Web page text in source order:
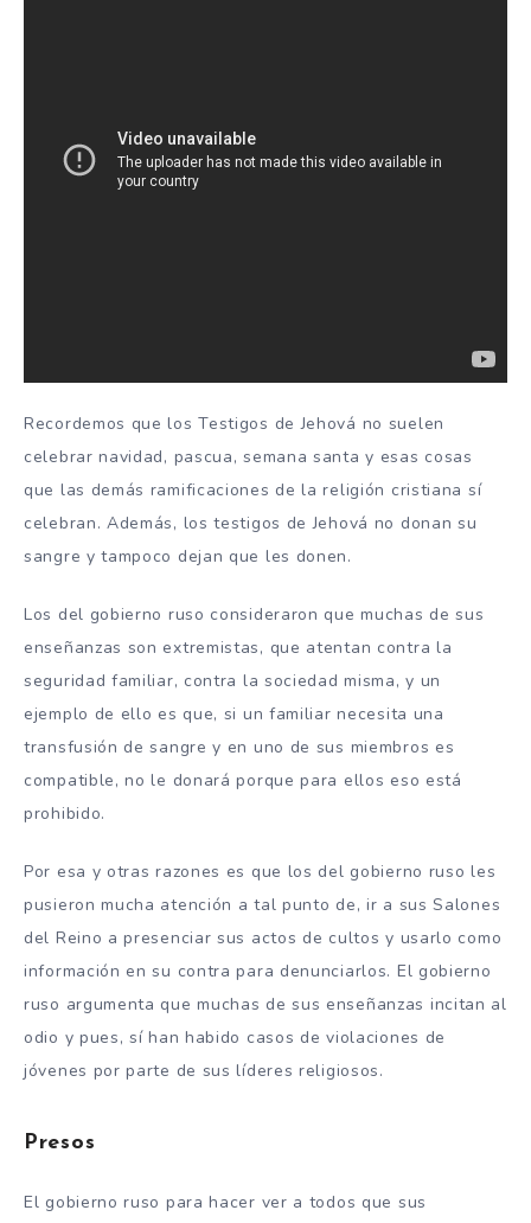
Recordemos que los Testigos de Jehová no suelen
celebrar navidad, pascua, semana santa y esas cosas
que las demás ramificaciones de la religión cristiana sí
celebran. Además, los testigos de Jehová no donan su
sangre y tampoco dejan que les donen.
Los del gobierno ruso consideraron que muchas de sus
enseñanzas son extremistas, que atentan contra la
seguridad familiar, contra la sociedad misma, y un
ejemplo de ello es que, si un familiar necesita una
transfusión de sangre y en uno de sus miembros es
compatible, no le donará porque para ellos eso está
prohibido.
Por esa y otras razones es que los del gobierno ruso les
pusieron mucha atención a tal punto de, ir a sus Salones
del Reino a presenciar sus actos de cultos y usarlo como
información en su contra para denunciarlos. El gobierno
ruso argumenta que muchas de sus enseñanzas incitan al
odio y pues, sí han habido casos de violaciones de
jóvenes por parte de sus líderes religiosos.
Presos
El gobierno ruso para hacer ver a todos que sus